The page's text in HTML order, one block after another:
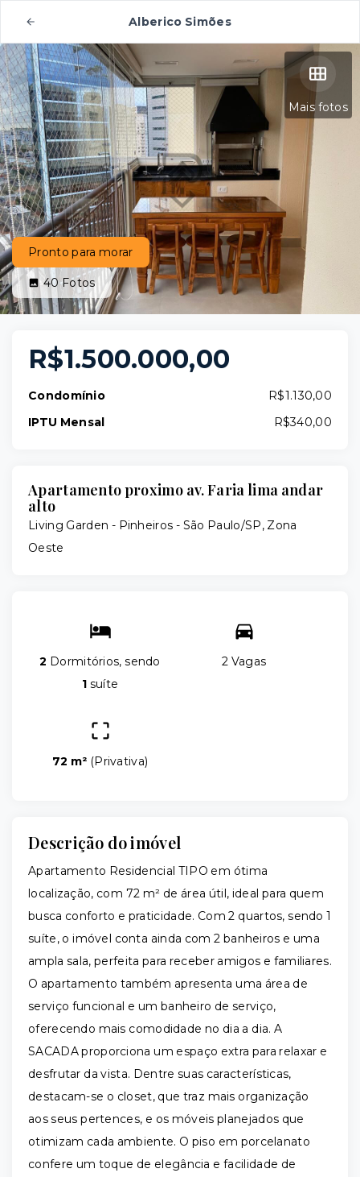
Alberico Simões
Mais fotos
Pronto para morar
40Fotos
R$1.500.000,00
Condomínio
R$1.130,00
IPTU Mensal
R$340,00
Apartamento proximo av. Faria lima andar
alto
Living Garden - Pinheiros - São Paulo/SP, Zona
Oeste
2 Dormitórios, sendo
1 suíte
2 Vagas
72 m² (Privativa)
Descrição do imóvel
Apartamento Residencial TIPO em ótima
localização, com 72 m² de área útil, ideal para quem
busca conforto e praticidade. Com 2 quartos, sendo 1
suíte, o imóvel conta ainda com 2 banheiros e uma
ampla sala, perfeita para receber amigos e familiares.
O apartamento também apresenta uma área de
serviço funcional e um banheiro de serviço,
oferecendo mais comodidade no dia a dia. A
SACADA proporciona um espaço extra para relaxar e
desfrutar da vista. Dentre suas características,
destacam-se o closet, que traz mais organização
aos seus pertences, e os móveis planejados que
otimizam cada ambiente. O piso em porcelanato
confere um toque de elegância e facilidade de